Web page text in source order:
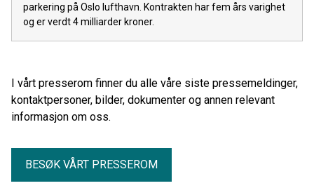
parkering på Oslo lufthavn. Kontrakten har fem års varighet
og er verdt 4 milliarder kroner.
I vårt presserom finner du alle våre siste pressemeldinger,
kontaktpersoner, bilder, dokumenter og annen relevant
informasjon om oss.
BESØK VÅRT PRESSEROM